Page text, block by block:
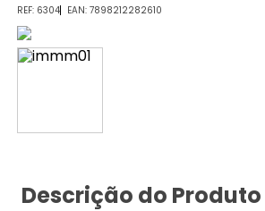
6304 7898212282610
Descrição do Produto